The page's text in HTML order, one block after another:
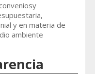
y en materia de
ambiente